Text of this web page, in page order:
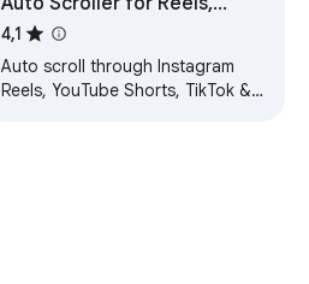
Shorts & TikTok
4,1
Auto scroll through Instagram
Reels, YouTube Shorts, TikTok &